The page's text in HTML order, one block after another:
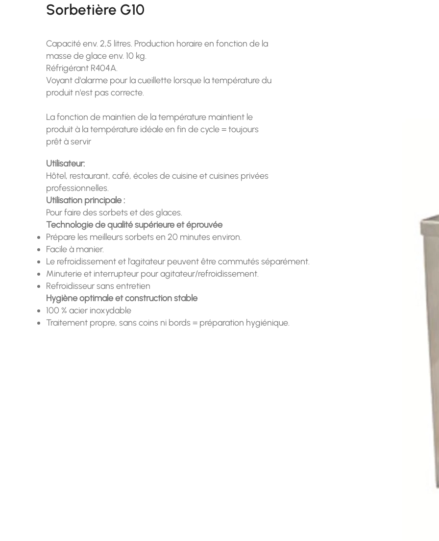
Sorbetière G10
Capacité env. 2,5 litres. Production horaire en fonction de la
masse de glace env. 10 kg.
Réfrigérant R404A.
Voyant d'alarme pour la cueillette lorsque la température du
produit n'est pas correcte.
La fonction de maintien de la température maintient le
produit à la température idéale en fin de cycle = toujours
prêt à servir
Utilisateur:
Hôtel, restaurant, café, écoles de cuisine et cuisines privées
professionnelles.
Utilisation principale :
Pour faire des sorbets et des glaces.
Technologie de qualité supérieure et éprouvée
Prépare les meilleurs sorbets en 20 minutes environ.
Facile à manier.
Le refroidissement et l'agitateur peuvent être commutés séparément.
Minuterie et interrupteur pour agitateur/refroidissement.
Refroidisseur sans entretien
Hygiène optimale et construction stable
100 % acier inoxydable
Traitement propre, sans coins ni bords = préparation hygiénique.